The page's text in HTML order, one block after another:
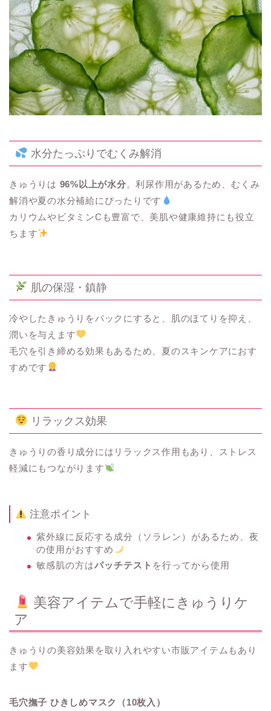
水分たっぷりでむくみ解消
きゅうりは 96%以上が水分。利尿作用があるため、むくみ
解消や夏の水分補給にぴったりです
カリウムやビタミンCも豊富で、美肌や健康維持にも役立
ちます
肌の保湿・鎮静
冷やしたきゅうりをパックにすると、肌のほてりを抑え、
潤いを与えます
毛穴を引き締める効果もあるため、夏のスキンケアにおす
すめです
リラックス効果
きゅうりの香り成分にはリラックス作用もあり、ストレス
軽減にもつながります
注意ポイント
紫外線に反応する成分（ソラレン）があるため、夜
の使用がおすすめ
敏感肌の方はパッチテスト を行ってから使用
美容アイテムで手軽にきゅうりケ
ア
きゅうりの美容効果を取り入れやすい市販アイテムもあり
ます
毛穴撫子 ひきしめマスク（10枚入）